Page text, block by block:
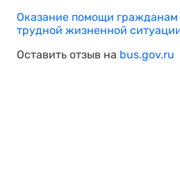
Оказание помощи гражданам
трудной жизненной
Оставить отзыв на bus.gov.ru